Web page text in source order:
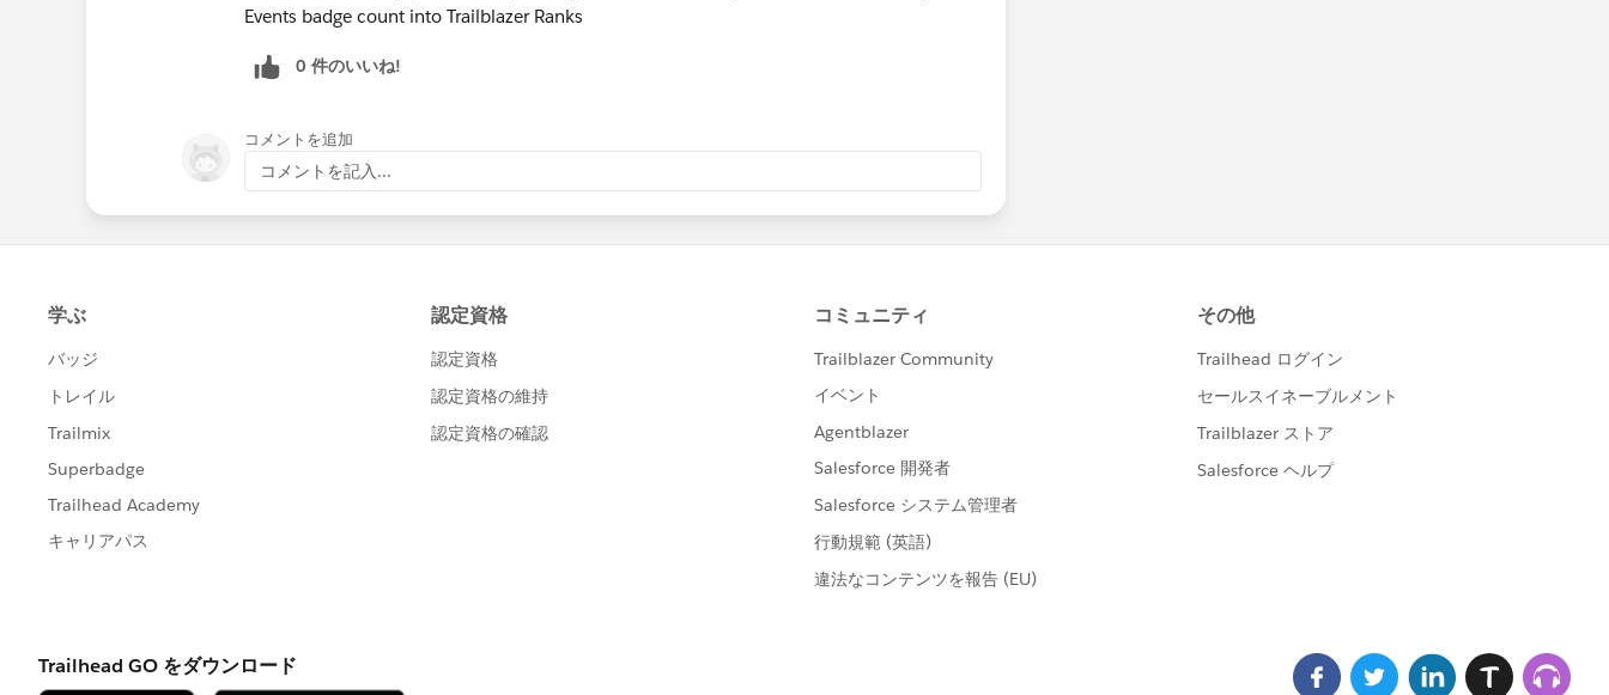
Events badge count into Trailblazer Ranks
0 件のいいね!
コメントを追加
コメントを記入...